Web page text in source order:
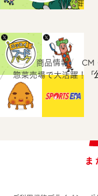
ホーム 商品情報
CM
惣菜売場で大活躍！「